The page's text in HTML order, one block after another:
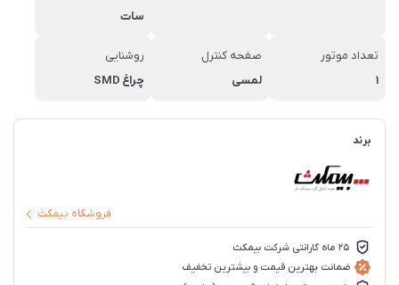
سات
تعداد موتور
1
صفحه کنترل
لمسی
روشنایی
چراغ SMD
برند
فروشگاه بیمکث
25 ماه گارانتی شرکت بیمکث
ضمانت بهترین قیمت و بیشترین تخفیف